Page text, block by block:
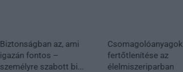
Biztonságban az, ami
igazán fontos –
személyre szabott bi...
Csomagolóanyagok
fertőtlenítése az
élelmiszeriparban